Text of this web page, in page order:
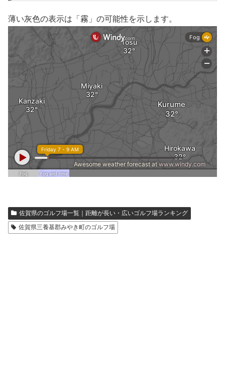
薄い灰色の表示は「霧」の可能性を示します。
佐賀県のゴルフ場一覧｜距離が長い・広いゴルフ場ランキング
佐賀県三養基郡みやき町のゴルフ場